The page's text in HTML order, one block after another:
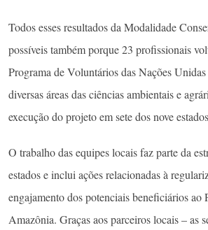
Todos esses resultados da Modalidade
possíveis também porque 23 profissionais
Programa de Voluntários das Nações
diversas áreas das ciências ambientais e
execução do projeto em sete dos nove
O trabalho das equipes locais faz parte da
estados e inclui ações relacionadas à
engajamento dos potenciais beneficiários ao
Amazônia. Graças aos parceiros locais – as